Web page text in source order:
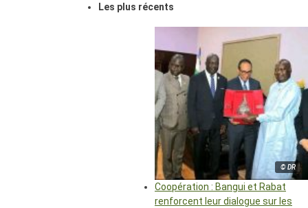
Les plus récents
© DR
Coopération : Bangui et Rabat
renforcent leur dialogue sur les